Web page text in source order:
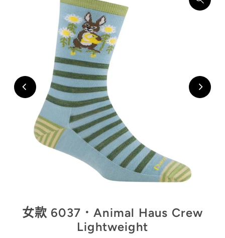
女款 6037．Animal Haus Crew
Lightweight